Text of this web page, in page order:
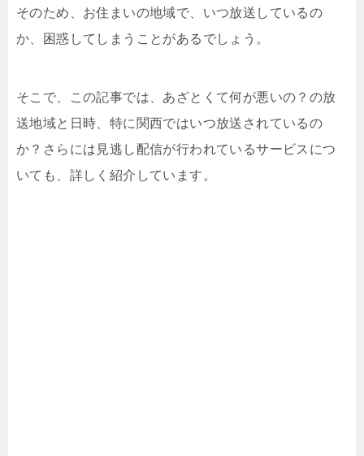
そのため、お住まいの地域で、いつ放送しているの
か、困惑してしまうことがあるでしょう。
そこで、この記事では、あざとくて何が悪いの？の放
送地域と日時、特に関西ではいつ放送されているの
か？さらには見逃し配信が行われているサービスにつ
いても、詳しく紹介しています。